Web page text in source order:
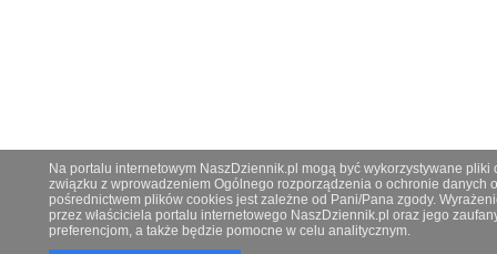
Na portalu internetowym NaszDziennik.pl mogą być wykorzystywane
związku z wprowadzeniem Ogólnego rozporządzenia o ochronie danych
pośrednictwem plików cookies jest zależne od Pani/Pana zgody.
przez właściciela portalu internetowego NaszDziennik.pl oraz jego
preferencjom, a także będzie pomocne w celu analitycznym.